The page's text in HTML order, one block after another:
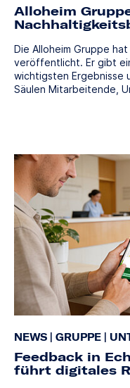
Alloheim
Die Alloheim Gruppe
veröffentlicht. Er gibt
wichtigsten Ergebnisse
Säulen Mitarbeitende,
NEWS GRUPPE
Feedback in
führt digitales